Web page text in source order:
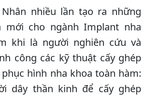
Nhân nhiều lần tạo ra những
mới cho ngành Implant nha
khi là người nghiên cứu và
công các kỹ thuật cấy ghép
hình nha khoa toàn hàm:
dây thần kinh để cấy ghép